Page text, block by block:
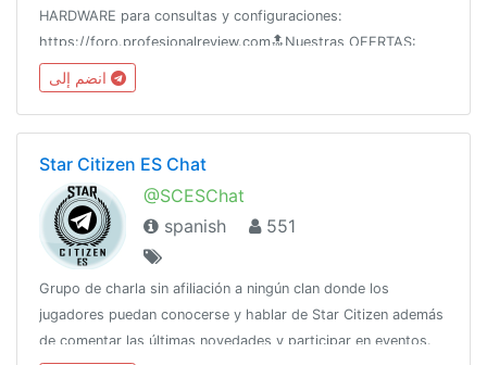
HARDWARE para consultas y configuraciones:
https://foro.profesionalreview.com🔝Nuestras OFERTAS:
@ofertastecno ⚠️ Normas de convivencia: ¡Revisar mensaje
anclado!
Star Citizen ES Chat
@SCESChat
spanish
551
Grupo de charla sin afiliación a ningún clan donde los
jugadores puedan conocerse y hablar de Star Citizen además
de comentar las últimas novedades y participar en eventos.